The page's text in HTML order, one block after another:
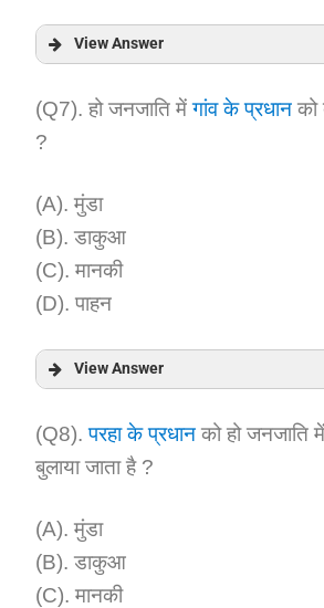
View Answer
Answer:
(Q7). हो जनजाति मेंगांव के प्रधान को
?
(A). मुंडा
(B). डाकुआ
(C). मानकी
(D). पाहन
View Answer
Answer:
(Q8).परहा के प्रधान को हो जनजाति
बुलाया जाता है ?
(A). मुंडा
(B). डाकुआ
(C). मानकी